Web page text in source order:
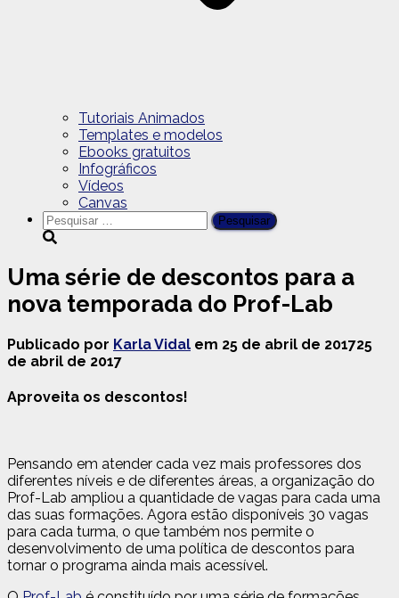
Tutoriais Animados
Templates e modelos
Ebooks gratuitos
Infográficos
Vídeos
Canvas
Pesquisar
por:
Uma série de descontos para a
nova temporada do Prof-Lab
Publicado por Karla Vidal em 25 de abril de 201725
de abril de 2017
Aproveita os descontos!
Pensando em atender cada vez mais professores dos
diferentes níveis e de diferentes áreas, a organização do
Prof-Lab ampliou a quantidade de vagas para cada uma
das suas formações. Agora estão disponíveis 30 vagas
para cada turma, o que também nos permite o
desenvolvimento de uma política de descontos para
tornar o programa ainda mais acessível.